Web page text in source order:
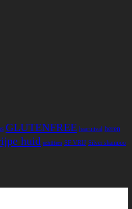
GLUTENFREE haaruitval heren
huid schilfers SF VRIJ Silver shampoo